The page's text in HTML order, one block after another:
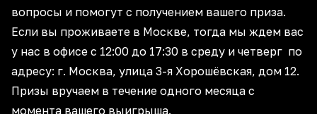
вопросы и помогут с получением вашего приза.
Если вы проживаете в Москве, тогда мы ждем вас
у нас в офисе с 12:00 до 17:30 в среду и четверг по
адресу: г. Москва, улица 3-я Хорошёвская, дом 12.
Призы вручаем в течение одного месяца с
момента вашего выигрыша.